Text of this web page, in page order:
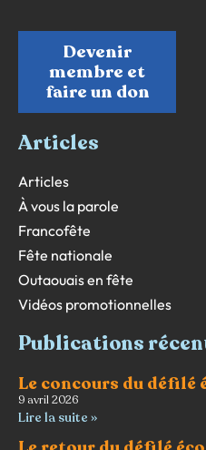
Devenir
membre et
faire un don
Articles
Articles
À vous la parole
Francofête
Fête nationale
Outaouais en fête
Vidéos promotionnelles
Publications
Le concours du défilé
9 avril 2026
Lire la suite »